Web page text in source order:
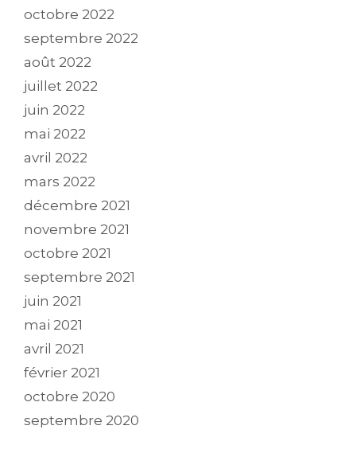
octobre 2022
septembre 2022
août 2022
juillet 2022
juin 2022
mai 2022
avril 2022
mars 2022
décembre 2021
novembre 2021
octobre 2021
septembre 2021
juin 2021
mai 2021
avril 2021
février 2021
octobre 2020
septembre 2020